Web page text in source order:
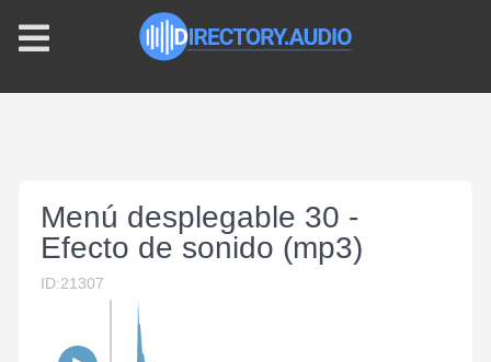
Menú desplegable 30 -
Efecto de sonido (mp3)
ID:21307